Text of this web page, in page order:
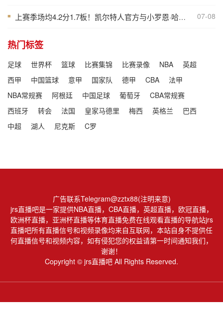
■ 上赛季场均4.2分1.7板！凯尔特人官方与小罗恩·哈珀签下多年合同 07-08
热门标签
足球 世界杯 篮球 比赛集锦 比赛录像 NBA
英超
西甲
中国篮球 意甲 国家队 德甲 CBA
法甲
NBA常规赛
阿根廷 中国足球 葡萄牙
CBA常规赛
西班牙
转会 法国 皇家马德里 梅西 英格兰
巴西
中超
湖人 尼克斯 C罗
广告联系Telegram@zztx88(注明来意)
jrs直播吧是一家提供NBA直播，CBA直播，英超直播，欧冠直播，
欧洲杯直播，亚洲杯直播等体育直播免费在线观看直播的导航站jrs
直播吧所有直播信号和视频录像均来自互联网，本站自身不提供任
何直播信号和视频内容，如有侵犯您的权益请第一时间通知我们，
谢谢！
Copyright © jrs直播吧 All Rights Reserved.